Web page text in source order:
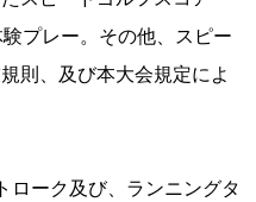
験プレー。その他、スピー
則、及び本大会規定によ
ローク及び、ランニングタ